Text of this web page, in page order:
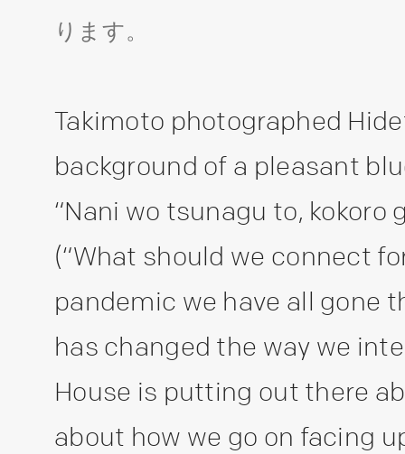
ります。
Takimoto photographed
background of a pleasant
“Nani wo tsunagu to, kokoro
(“What should we connect
pandemic we have all gone
has changed the way we
House is putting out there
about how we go on facing